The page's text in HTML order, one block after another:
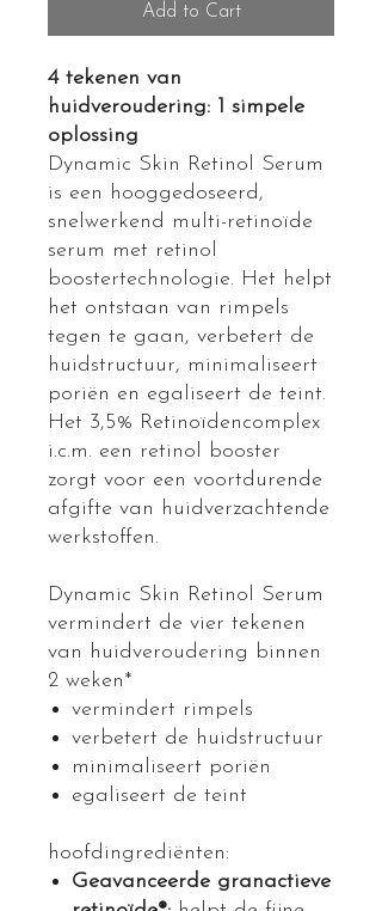
Add to Cart
4 tekenen van
huidveroudering: 1 simpele
oplossing
Dynamic Skin Retinol Serum
is een hooggedoseerd,
snelwerkend multi-retinoïde
serum met retinol
boostertechnologie. Het helpt
het ontstaan van rimpels
tegen te gaan, verbetert de
huidstructuur, minimaliseert
poriën en egaliseert de teint.
Het 3,5% Retinoïdencomplex
i.c.m. een retinol booster
zorgt voor een voortdurende
afgifte van huidverzachtende
werkstoffen.
Dynamic Skin Retinol Serum
vermindert de vier tekenen
van huidveroudering binnen
2 weken*
vermindert rimpels
verbetert de huidstructuur
minimaliseert poriën
egaliseert de teint
hoofdingrediënten:
Geavanceerde granactieve